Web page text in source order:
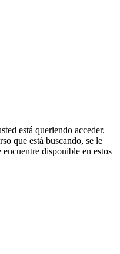
está queriendo acceder.
que está buscando, se le
disponible en estos